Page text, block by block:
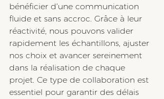
bénéficier d’une communication
fluide et sans accroc. Grâce à leur
réactivité, nous pouvons valider
rapidement les échantillons, ajuster
nos choix et avancer sereinement
dans la réalisation de chaque
projet. Ce type de collaboration est
essentiel pour garantir des délais